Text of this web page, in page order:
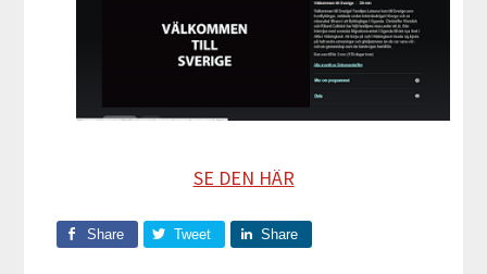
SE DEN HÄR
Share Tweet Share